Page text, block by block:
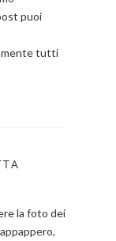
puoi
tutti
la foto dei